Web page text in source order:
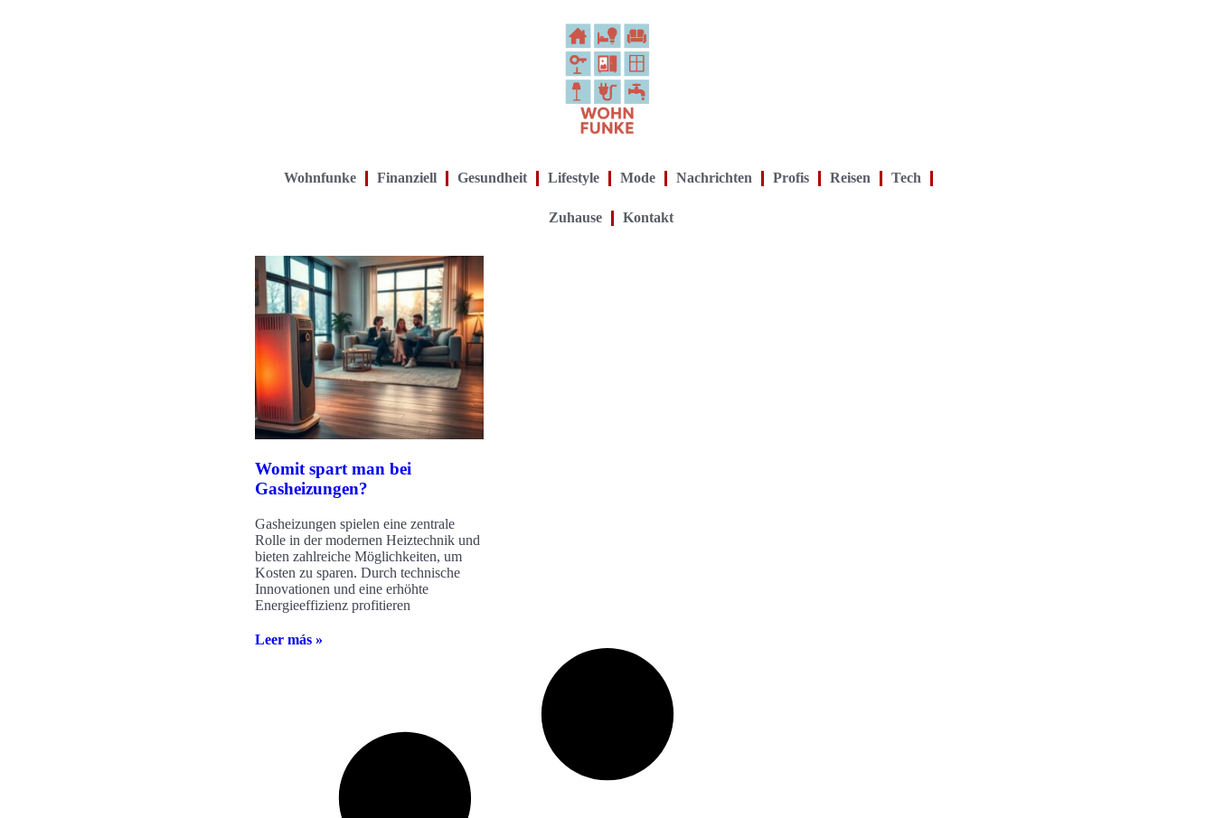
Wohnfunke Finanziell Gesundheit Lifestyle Mode Nachrichten Profis Reisen Tech
Zuhause Kontakt
Womit spart man bei
Gasheizungen?
Gasheizungen spielen eine zentrale
Rolle in der modernen Heiztechnik und
bieten zahlreiche Möglichkeiten, um
Kosten zu sparen. Durch technische
Innovationen und eine erhöhte
Energieeffizienz profitieren
Leer más »